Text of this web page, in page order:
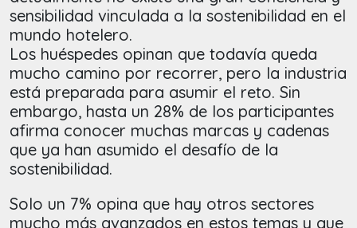
sensibilidad vinculada a la sostenibilidad en el
mundo hotelero.
Los huéspedes opinan que todavía queda
mucho camino por recorrer, pero la industria
está preparada para asumir el reto. Sin
embargo, hasta un 28% de los participantes
afirma conocer muchas marcas y cadenas
que ya han asumido el desafío de la
sostenibilidad.
Solo un 7% opina que hay otros sectores
mucho más avanzados en estos temas y que